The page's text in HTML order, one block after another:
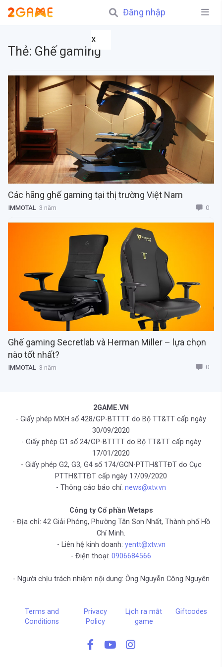
Đăng nhập
X
Thẻ: Ghế gaming
Các hãng ghế gaming tại thị trường Việt Nam
IMMOTAL 3 năm 0
Ghế gaming Secretlab và Herman Miller – lựa chọn
nào tốt nhất?
IMMOTAL 3 năm 0
2GAME.VN
- Giấy phép MXH số 428/GP-BTTTT do Bộ TT&TT cấp ngày
30/09/2020
- Giấy phép G1 số 24/GP-BTTTT do Bộ TT&TT cấp ngày
17/01/2020
- Giấy phép G2, G3, G4 số 174/GCN-PTTH&TTĐT do Cục
PTTH&TTĐT cấp ngày 17/09/2020
- Thông cáo báo chí: news@xtv.vn
Công ty Cổ phần Wetaps
- Địa chỉ: 42 Giải Phóng, Phường Tân Sơn Nhất, Thành phố Hồ
Chí Minh.
- Liên hệ kinh doanh: yentt@xtv.vn
- Điện thoại: 0906684566
- Người chịu trách nhiệm nội dung: Ông Nguyễn Công Nguyên
Terms and
Conditions
Privacy
Policy
Lịch ra mắt
game
Giftcodes